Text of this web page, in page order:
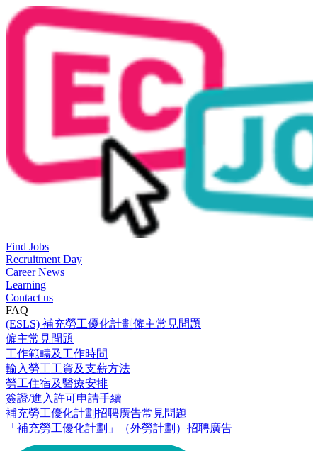
Find Jobs
Recruitment Day
Career News
Learning
Contact us
FAQ
(ESLS) 補充勞工優化計劃僱主常見問題
僱主常見問題
工作範疇及工作時間
輸入勞工工資及支薪方法
勞工住宿及醫療安排
簽證/進入許可申請手續
補充勞工優化計劃招聘廣告常見問題
「補充勞工優化計劃」（外勞計劃）招聘廣告